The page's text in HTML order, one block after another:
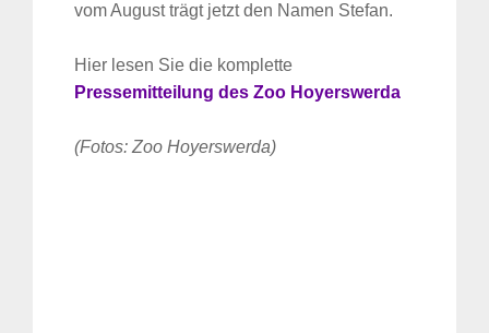
vom August trägt jetzt den Namen Stefan.
Hier lesen Sie die komplette
Pressemitteilung des Zoo Hoyerswerda
(Fotos: Zoo Hoyerswerda)